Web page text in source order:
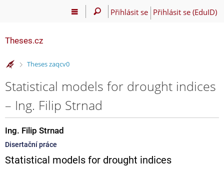
Přihlásit se Přihlásit se (EduID)
Theses.cz
>
Theses zaqcv0
Statistical models for drought indices
– Ing. Filip Strnad
Ing. Filip Strnad
Disertační práce
Statistical models for drought indices